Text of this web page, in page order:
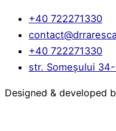
+40 722271330
+40 722271330
str. Someșului
Designed & developed